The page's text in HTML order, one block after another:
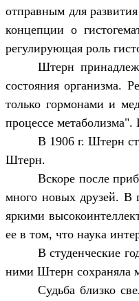
отправным для
концепции о
регулирующая роль
Штерн
состояния организма.
только гормонами и
процессе
В 1906 г. Штерн
Штерн.
Вскоре после
много новых друзей. В
яркими
ее в том, что наука
В студенческие
ними Штерн сохраняла
Судьба близко